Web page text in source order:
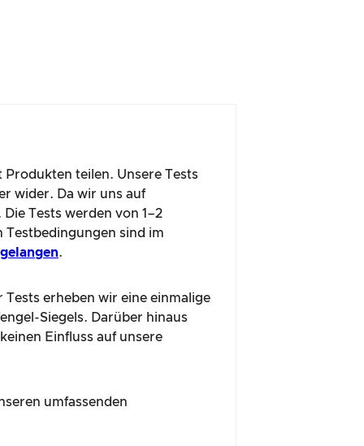
teilen. Unsere Tests
wider. Da wir uns auf
Tests werden von 1–2
Testbedingungen sind im
.
erheben wir eine einmalige
Siegels. Darüber hinaus
Einfluss auf unsere
umfassenden